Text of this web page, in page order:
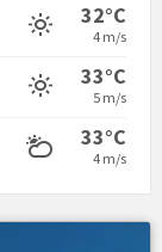
32°C
4 m/s
33°C
5 m/s
33°C
4 m/s